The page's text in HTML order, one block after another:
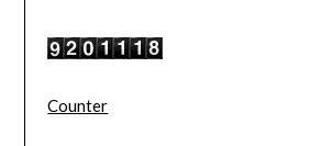
Counter